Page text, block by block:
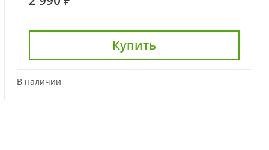
Купить
В наличии